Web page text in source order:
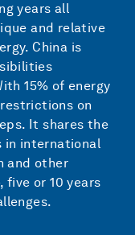
years all
and relative
China is
15% of energy
on
It shares the
in international
and other
or 10 years